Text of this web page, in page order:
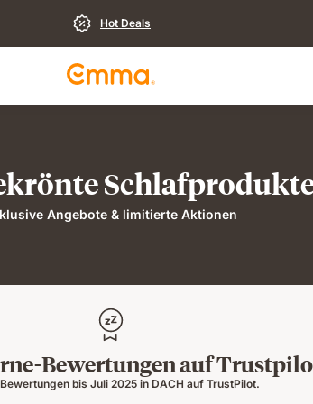
Hot Deals
Angebote & limitierte Aktionen
Bewertungen auf
bis Juli 2025 in DACH auf TrustPilot.